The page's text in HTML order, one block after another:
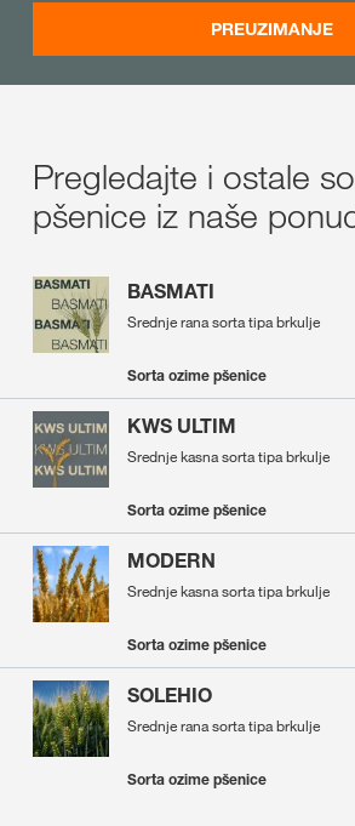
PREUZIMANJE
Pregledajte i ostale
pšenice iz naše
BASMATI
Srednje rana sorta tipa brkulje
Sorta ozime pšenice
KWS ULTIM
Srednje kasna sorta tipa brkulje
Sorta ozime pšenice
MODERN
Srednje kasna sorta tipa brkulje
Sorta ozime pšenice
SOLEHIO
Srednje rana sorta tipa brkulje
Sorta ozime pšenice